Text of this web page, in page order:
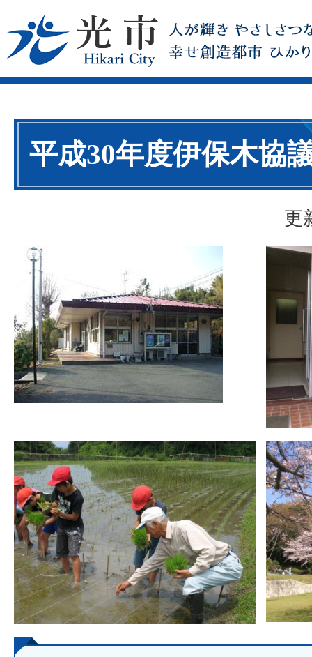
平成30年度伊保木協
更